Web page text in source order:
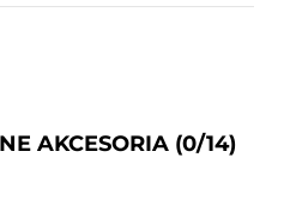
AKCESORIA (0/14)